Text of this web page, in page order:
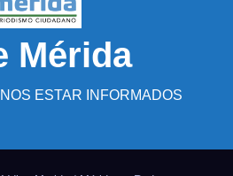
Mérida
ESTAR INFORMADOS